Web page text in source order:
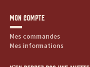
MON COMPTE
Mes commandes
Mes informations